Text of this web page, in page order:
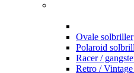
Ovale solbriller
Polaroid
Racer /
Retro /